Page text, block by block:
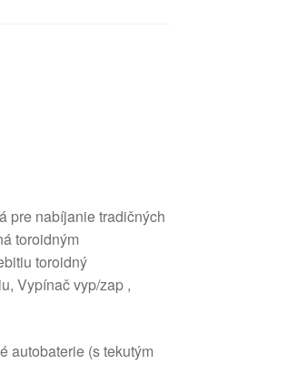
pre nabíjanie tradičných
toroidným
toroidný
Vypínač vyp/zap ,
autobaterie (s tekutým